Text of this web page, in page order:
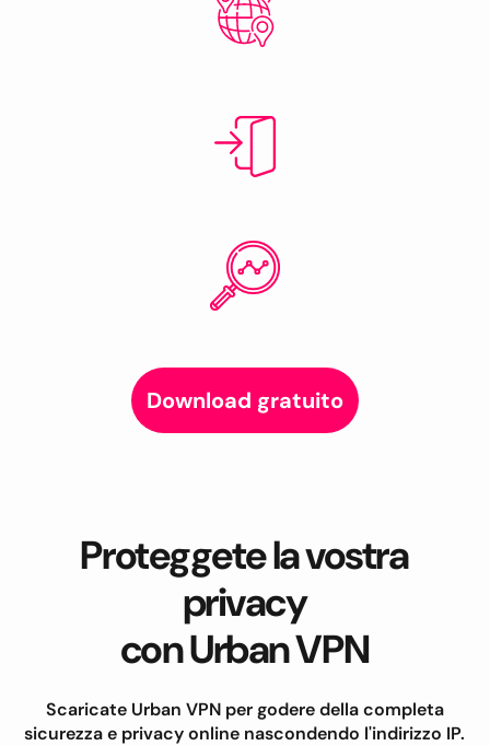
Download gratuito
Proteggete la vostra
privacy
con Urban VPN
Scaricate Urban VPN per godere della completa
sicurezza e privacy online nascondendo l'indirizzo IP.